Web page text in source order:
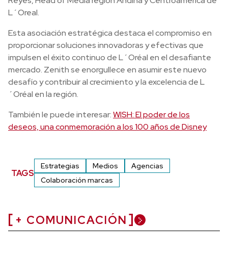
L´Oreal.
Esta asociación estratégica destaca el compromiso en
proporcionar soluciones innovadoras y efectivas que
impulsen el éxito continuo de L´Oréal en el desafiante
mercado. Zenith se enorgullece en asumir este nuevo
desafío y contribuir al crecimiento y la excelencia de L
´Oréal en la región.
También le puede interesar:WISH: El poder de los
deseos, una conmemoración a los 100 años de Disney
TAGS
Estrategias Medios
Agencias
Colaboración marcas
+ COMUNICACIÓN